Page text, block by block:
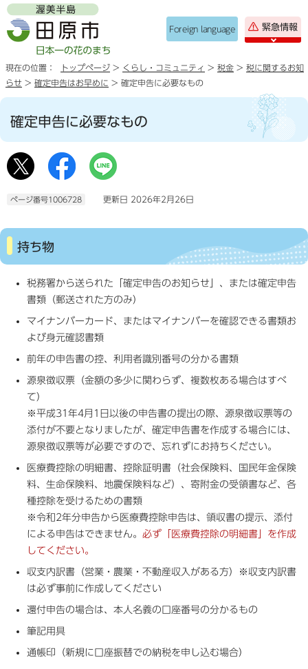
Foreign language 緊急情報
現在の位置： トップページ > くらし・コミュニティ > 税金 > 税に関するお知
らせ > 確定申告はお早めに > 確定申告に必要なもの
確定申告に必要なもの
ページ番号1006728 更新日 2026年2月26日
持ち物
税務署から送られた「確定申告のお知らせ」、または確定申告
書類（郵送された方のみ）
マイナンバーカード、またはマイナンバーを確認できる書類お
よび身元確認書類
前年の申告書の控、利用者識別番号の分かる書類
源泉徴収票（金額の多少に関わらず、複数枚ある場合はすべ
て）
※平成31年4月1日以後の申告書の提出の際、源泉徴収票等の
添付が不要となりましたが、確定申告書を作成する場合には、
源泉徴収票等が必要ですので、忘れずにお持ちください。
医療費控除の明細書、控除証明書（社会保険料、国民年金保険
料、生命保険料、地震保険料など）、寄附金の受領書など、各
種控除を受けるための書類
※令和2年分申告から医療費控除申告は、領収書の提示、添付
による申告はできません。 必ず「医療費控除の明細書」を作成
してください。
収支内訳書（営業・農業・不動産収入がある方）※収支内訳書
は必ず事前に作成してください
還付申告の場合は、本人名義の口座番号の分かるもの
筆記用具
通帳印（新規に口座振替での納税を申し込む場合）